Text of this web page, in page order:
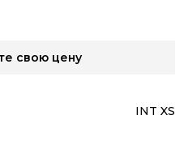
свою цену
INT XS